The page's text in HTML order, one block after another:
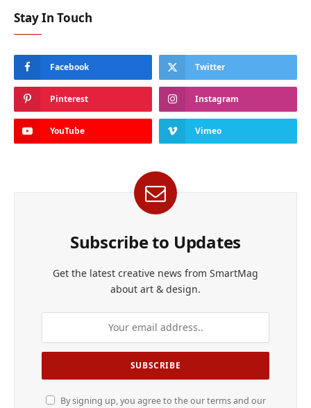
Stay In Touch
Facebook Twitter
Pinterest Instagram
YouTube Vimeo
Subscribe to Updates
Get the latest creative news from SmartMag
about art & design.
By signing up, you agree to the our terms and our